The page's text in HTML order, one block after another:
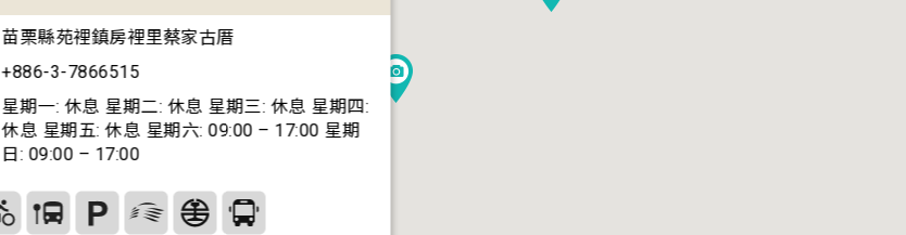
苗栗縣苑裡鎮房裡里蔡家古厝
+886-3-7866515
星期一: 休息 星期二: 休息 星期三: 休息 星期四:
休息 星期五: 休息 星期六: 09:00 – 17:00 星期
日: 09:00 – 17:00